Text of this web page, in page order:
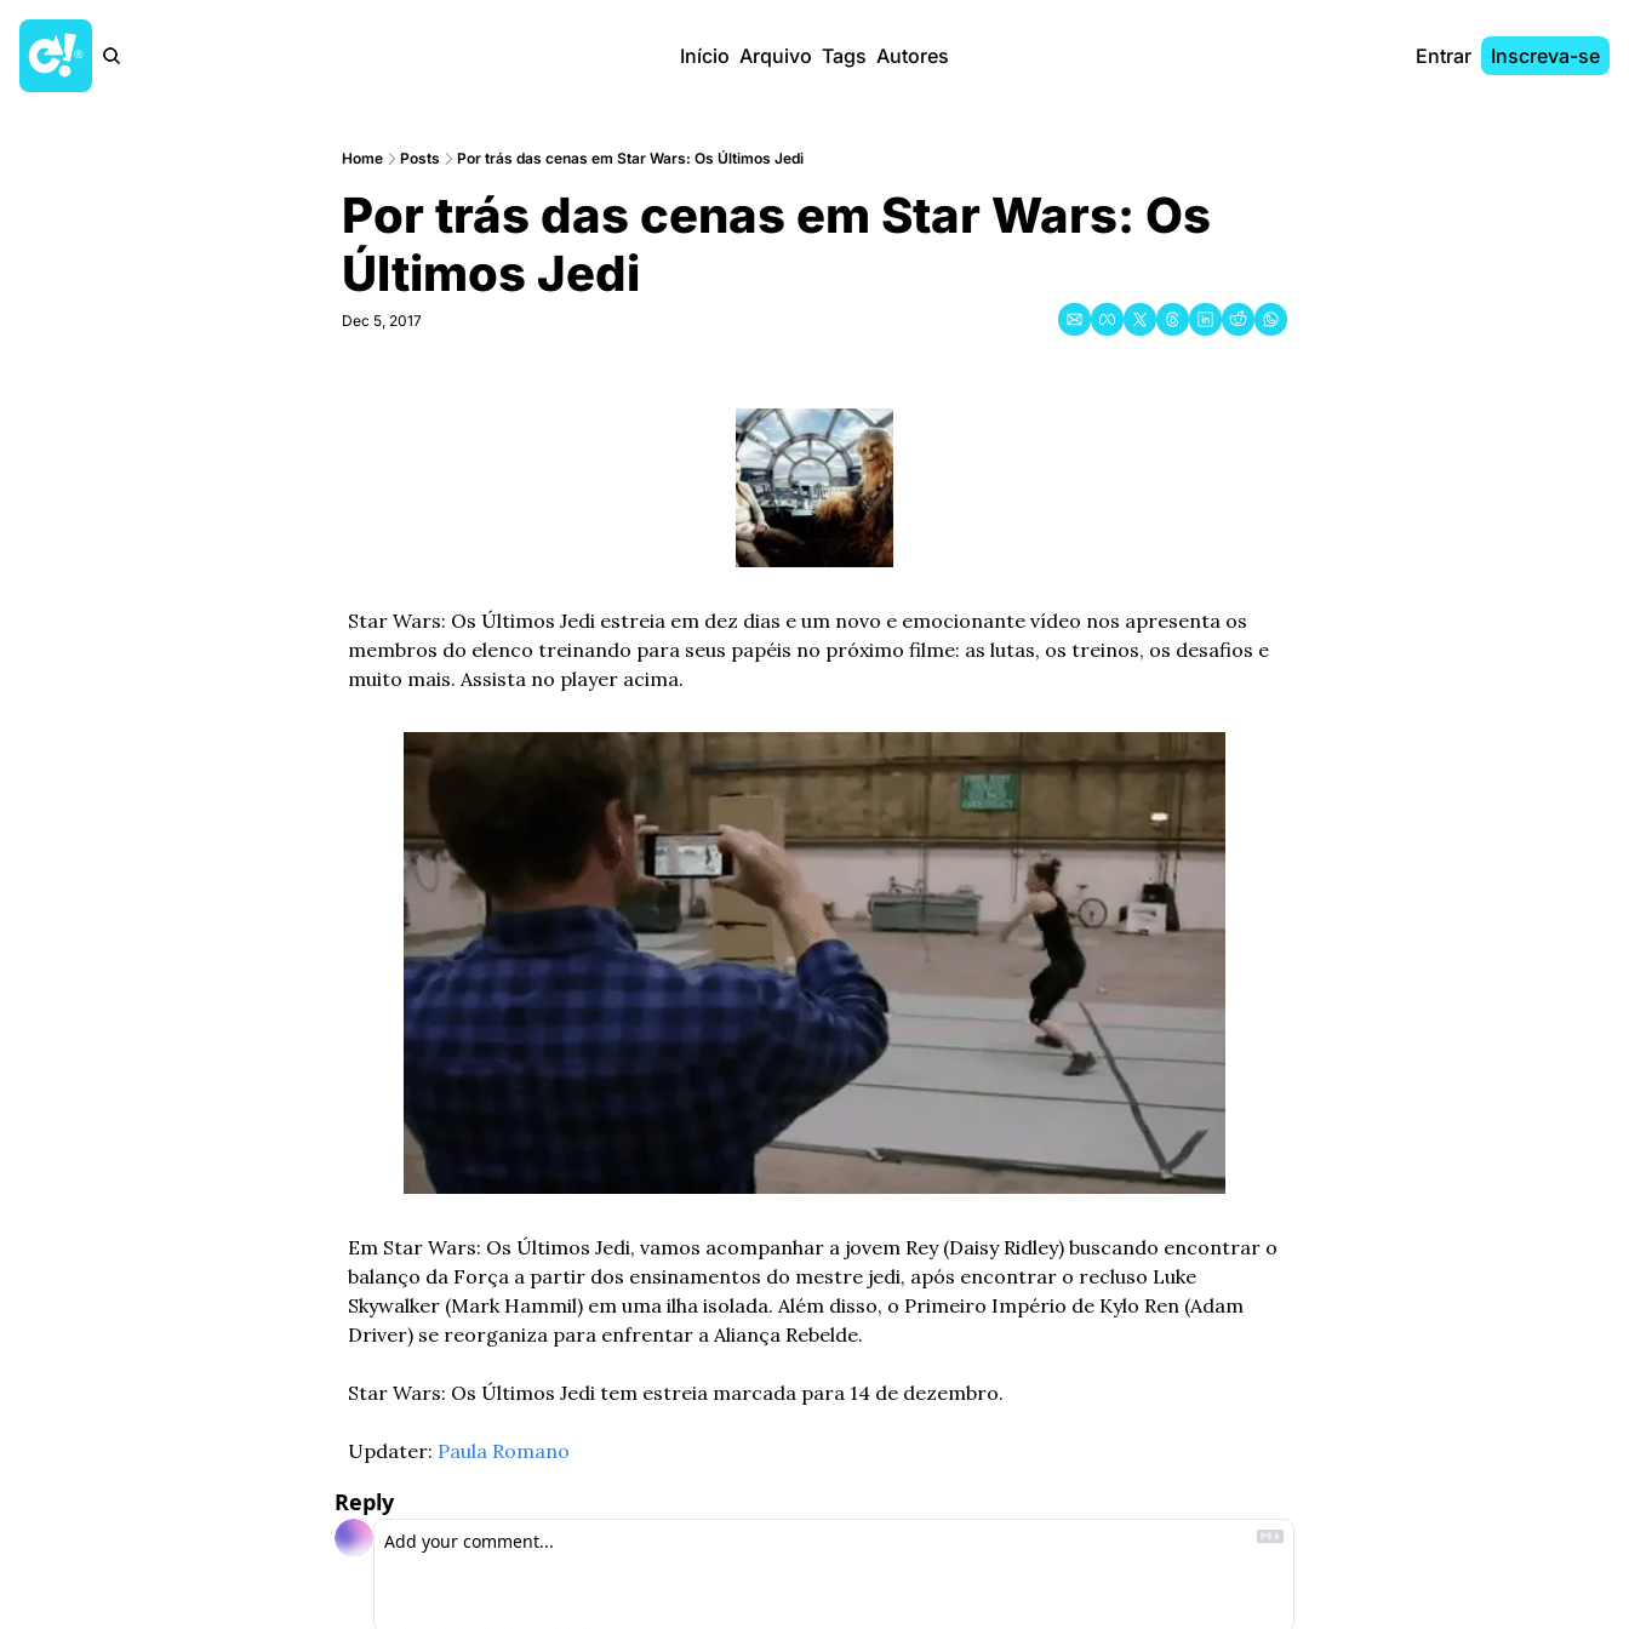
Início Arquivo Tags Autores Entrar Inscreva-se
Home Posts Por trás das cenas em Star Wars: Os Últimos Jedi
Por trás das cenas em Star Wars: Os
Últimos Jedi
Dec 5, 2017
Star Wars: Os Últimos Jedi estreia em dez dias e um novo e emocionante vídeo nos apresenta os
membros do elenco treinando para seus papéis no próximo filme: as lutas, os treinos, os desafios e
muito mais. Assista no player acima.
Em Star Wars: Os Últimos Jedi, vamos acompanhar a jovem Rey (Daisy Ridley) buscando encontrar o
balanço da Força a partir dos ensinamentos do mestre jedi, após encontrar o recluso Luke
Skywalker (Mark Hammil) em uma ilha isolada. Além disso, o Primeiro Império de Kylo Ren (Adam
Driver) se reorganiza para enfrentar a Aliança Rebelde.
Star Wars: Os Últimos Jedi tem estreia marcada para 14 de dezembro.
Updater: Paula Romano
Reply